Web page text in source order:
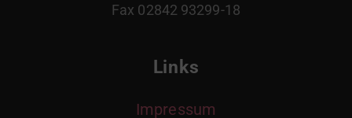
Fax 02842 93299-18
Links
Impressum